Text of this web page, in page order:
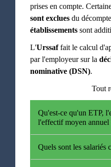
prises en compte.
sont exclues du
établissements sont
L'Urssaffait le calcul
par l'employeur sur la
nominative (DSN).
Tout
Qu'est-ce qu'un ETP,
l'effectif moyen annuel
Quels sont les salariés